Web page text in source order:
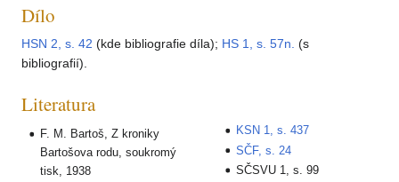
Dílo
HSN 2, s. 42 (kde bibliografie díla); HS 1, s. 57n. (s
bibliografií).
Literatura
F. M. Bartoš, Z kroniky
Bartošova rodu, soukromý
tisk, 1938
KSN 1, s. 437
SČF, s. 24
SČSVU 1, s. 99